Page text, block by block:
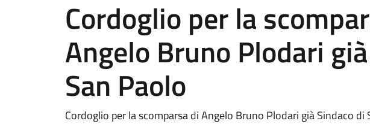
Cordoglio per la
Angelo Bruno Plodari
San Paolo
Cordoglio per la scomparsa di Angelo Bruno Plodari già Sindaco di